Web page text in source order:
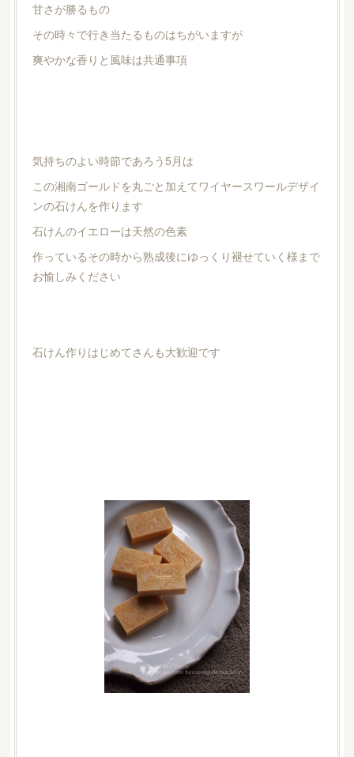
甘さが勝るもの
その時々で行き当たるものはちがいますが
爽やかな香りと風味は共通事項
気持ちのよい時節であろう5月は
この湘南ゴールドを丸ごと加えてワイヤースワールデザイ
ンの石けんを作ります
石けんのイエローは天然の色素
作っているその時から熟成後にゆっくり褪せていく様まで
お愉しみください
石けん作りはじめてさんも大歓迎です